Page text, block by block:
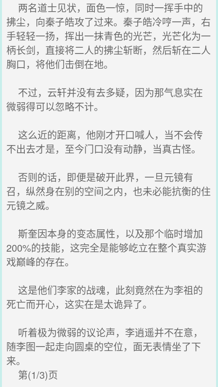
两名道士见状，面色一惊，同时一挥手中的
拂尘，向秦子皓攻了过来。秦子皓冷哼一声，右
手轻轻一扬，挥出一抹青色的光芒，光芒化为一
柄长剑，直接将二人的拂尘斩断，然后斩在二人
胸口，将他们击倒在地。
不过，云轩并没有去多疑，因为那气息实在
微弱得可以忽略不计。
这么近的距离，他刚才开口喊人，当不会传
不出去才是，至今门口没有动静，当真古怪。
否则的话，即便是破开此界，一旦元镜有
召，纵然身在别的空间之内，也未必能抗衡的住
元镜之威。
斯奎因本身的变态属性，以及那个临时增加
200%的技能，这完全是能够屹立在整个真实游
戏巅峰的存在。
这是他们李家的战魂，此刻竟然在为李祖的
死亡而开心，这实在是太诡异了。
听着极为微弱的议论声，李逍遥并不在意，
随李图一起走向圆桌的空位，面无表情坐了下
来。
第(1/3)页